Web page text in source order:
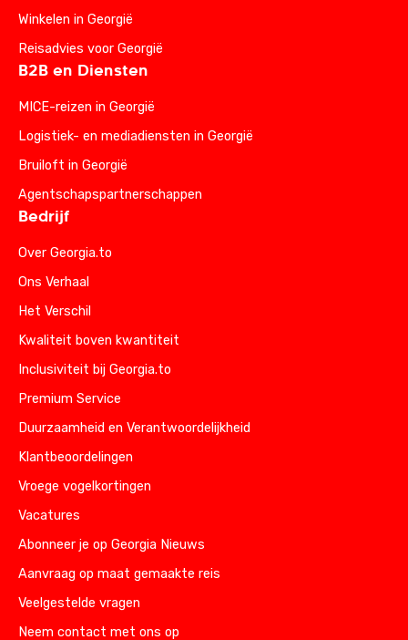
Winkelen in Georgië
Reisadvies voor Georgië
B2B en Diensten
MICE-reizen in Georgië
Logistiek- en mediadiensten in Georgië
Bruiloft in Georgië
Agentschapspartnerschappen
Bedrijf
Over Georgia.to
Ons Verhaal
Het Verschil
Kwaliteit boven kwantiteit
Inclusiviteit bij Georgia.to
Premium Service
Duurzaamheid en Verantwoordelijkheid
Klantbeoordelingen
Vroege vogelkortingen
Vacatures
Abonneer je op Georgia Nieuws
Aanvraag op maat gemaakte reis
Veelgestelde vragen
Neem contact met ons op